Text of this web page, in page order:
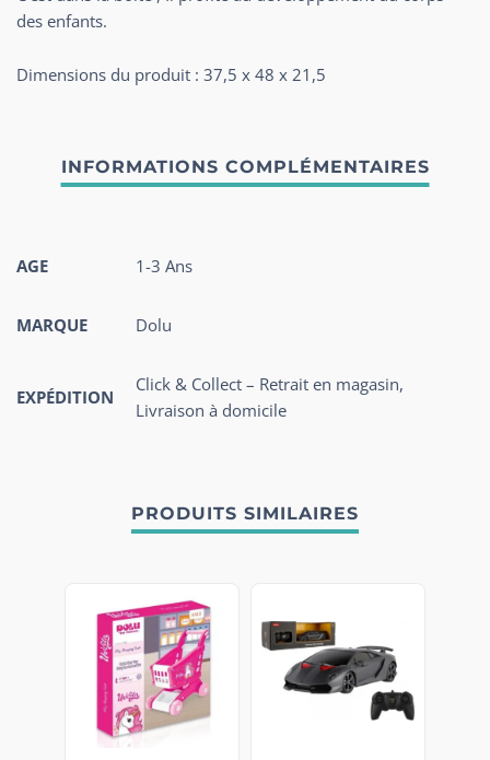
des enfants.
Dimensions du produit : 37,5 x 48 x 21,5
AGE 1-3 Ans
MARQUE Dolu
EXPÉDITION
Click & Collect – Retrait en magasin,
Livraison à domicile
PRODUITS SIMILAIRES